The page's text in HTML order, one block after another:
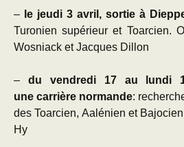
– le jeudi 3 avril, sortie à
Turonien supérieur et Toarcien.
Wosniack et Jacques Dillon
– du vendredi 17 au lundi
une carrière normande:
des Toarcien, Aalénien et
Hy